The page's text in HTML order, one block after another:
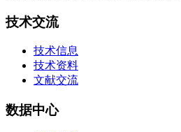
技术交流
技术信息
技术资料
文献交流
数据中心